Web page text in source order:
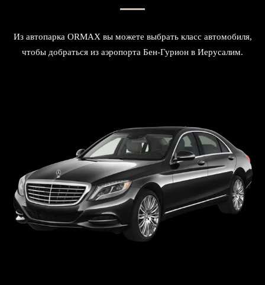
Из автопарка ORMAX вы можете выбрать класс автомобиля,
чтобы добраться из аэропорта Бен-Гурион в Иерусалим.